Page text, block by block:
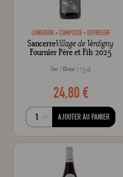
LONGUEUR COMPLEXE EXPRESSIF
SancerreVillage de Verdigny
Fournier Père et Fils 2025
Sec Blanc 75 cl
24,80 €
AJOUTER AU PANIER